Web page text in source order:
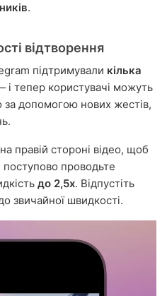
.
відтворення
підтримували кілька
і тепер користувачі можуть
за допомогою нових жестів,
правій стороні відео, щоб
поступово проводьте
до 2,5х. Відпустіть
звичайної швидкості.